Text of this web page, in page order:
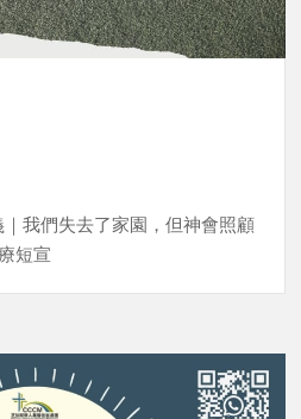
我們失去了家園，但神會照顧
短宣